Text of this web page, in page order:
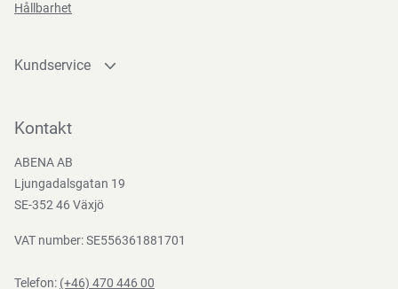
Hållbarhet
Kundservice
Bli kund
Nedladdningar
Kontakt
ABENA AB
Ljungadalsgatan 19
SE-352 46 Växjö
VAT number: SE556361881701
Telefon: (+46) 470 446 00